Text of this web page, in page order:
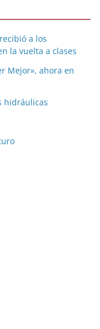
a los
la vuelta a clases
Mejor», ahora en
hidráulicas